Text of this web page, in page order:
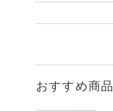
おすすめ商品